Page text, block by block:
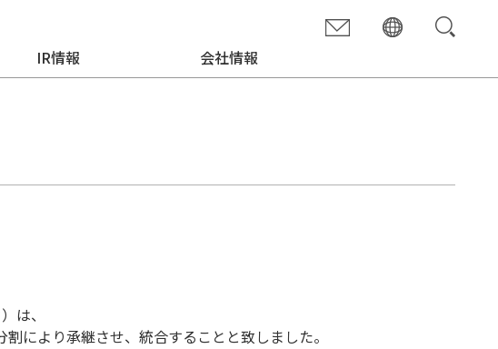
IR情報 会社情報
は、
により承継させ、統合することと致しました。